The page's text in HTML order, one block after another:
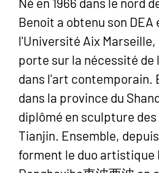
Benoit a obtenu son DEA
l'Université Aix
porte sur la nécessité de
dans l'art contemporain.
dans la province du
diplômé en sculpture
Tianjin. Ensemble,
forment le duo artistique